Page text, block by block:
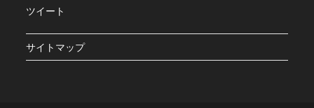
ツイート
サイトマップ